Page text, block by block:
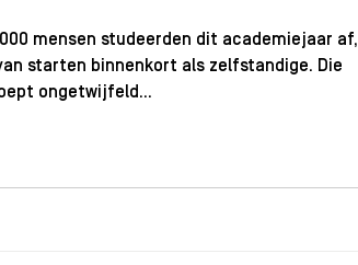
ROUNDUP
mensen studeerden dit academiejaar af,
starten binnenkort als zelfstandige. Die
ongetwijfeld...